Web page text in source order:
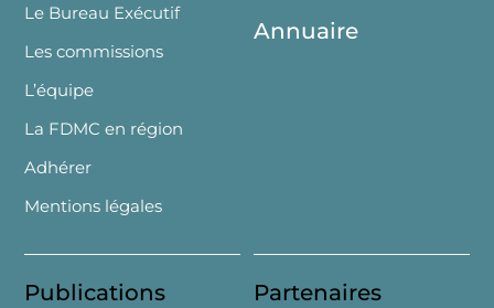
Le Bureau Exécutif
Les commissions
L’équipe
La FDMC en région
Adhérer
Mentions légales
Annuaire
Publications Partenaires